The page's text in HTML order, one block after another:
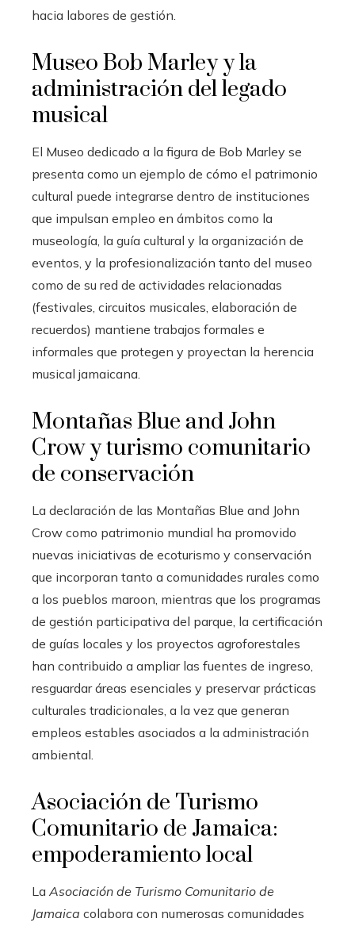
hacia labores de gestión.
Museo Bob Marley y la
administración del legado
musical
El Museo dedicado a la figura de Bob Marley se
presenta como un ejemplo de cómo el patrimonio
cultural puede integrarse dentro de instituciones
que impulsan empleo en ámbitos como la
museología, la guía cultural y la organización de
eventos, y la profesionalización tanto del museo
como de su red de actividades relacionadas
(festivales, circuitos musicales, elaboración de
recuerdos) mantiene trabajos formales e
informales que protegen y proyectan la herencia
musical jamaicana.
Montañas Blue and John
Crow y turismo comunitario
de conservación
La declaración de las Montañas Blue and John
Crow como patrimonio mundial ha promovido
nuevas iniciativas de ecoturismo y conservación
que incorporan tanto a comunidades rurales como
a los pueblos maroon, mientras que los programas
de gestión participativa del parque, la certificación
de guías locales y los proyectos agroforestales
han contribuido a ampliar las fuentes de ingreso,
resguardar áreas esenciales y preservar prácticas
culturales tradicionales, a la vez que generan
empleos estables asociados a la administración
ambiental.
Asociación de Turismo
Comunitario de Jamaica:
empoderamiento local
La Asociación de Turismo Comunitario de
Jamaica colabora con numerosas comunidades